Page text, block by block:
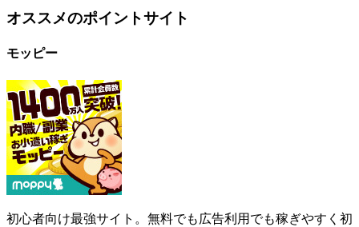
オススメのポイントサイト
モッピー
初心者向け最強サイト。無料でも広告利用でも稼ぎやすく初